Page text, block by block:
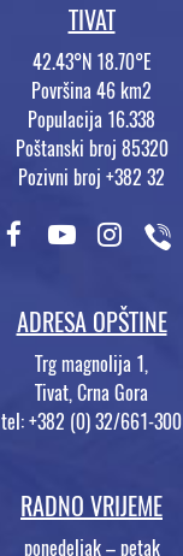
TIVAT
42.43°N 18.70°E
Površina 46 km2
Populacija 16.338
Poštanski broj 85320
Pozivni broj +382 32
ADRESA OPŠTINE
Trg magnolija 1,
Tivat, Crna Gora
tel: +382 (0) 32/661-300
RADNO VRIJEME
ponedeljak – petak